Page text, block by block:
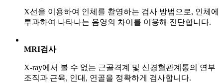
X선을 이용하여 인체를 촬영하는 검사 방법으로, 인체에
투과하여 나타나는 음영의 차이를 이용해 진단합니다.
MRI검사
X-ray에서 볼 수 없는 근골격계 및 신경혈관계통의 연부
조직과 근육, 인대, 연골을 정확하게 검사합니다.